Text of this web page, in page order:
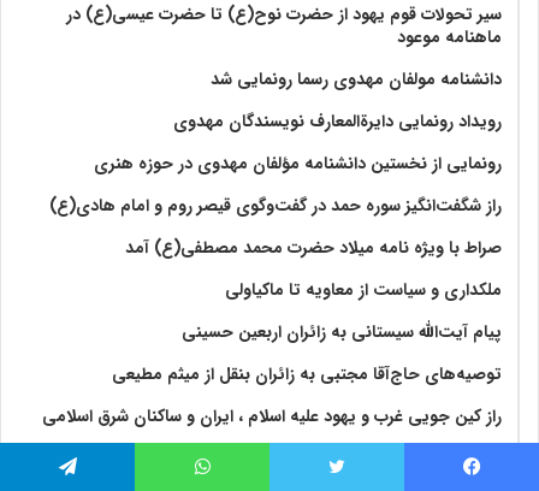
سیر تحولات قوم یهود از حضرت نوح(ع) تا حضرت عیسی(ع) در
ماهنامه موعود
دانشنامه مولفان مهدوی رسما رونمایی شد
رویداد رونمایی دایرةالمعارف نویسندگان مهدوی
رونمایی از نخستین دانشنامه مؤلفان مهدوی در حوزه هنری
راز شگفت‌انگیز سوره حمد در گفت‌وگوی قیصر روم و امام هادی(ع)
صراط با ویژه نامه میلاد حضرت محمد مصطفی(ع) آمد
ملکداری و سیاست از معاویه تا ماکیاولی
پیام آیت‌الله سیستانی به زائران اربعین حسینی
توصیه‌های حاج‌آقا مجتبی به زائران بنقل از میثم مطیعی
راز کین جویی غرب و یهود علیه اسلام ، ایران و ساکنان شرق اسلامی
راز کین جویی غرب و یهود علیه اسلام ، ایران و ساکنان شرق اسلامی